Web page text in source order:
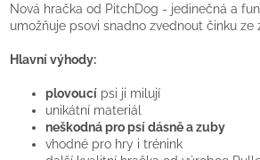
Nová hračka od PitchDog - jedinečná a
umožňuje psovi snadno zvednout činku ze
Hlavní výhody:
plovoucí psi ji milují
unikátní materiál
neškodná pro psí dásně azuby
vhodné pro hry i trénink